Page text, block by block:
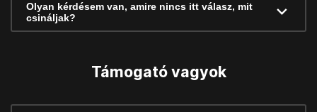
Olyan kérdésem van, amire nincs itt válasz, mit
csináljak?
Támogató vagyok